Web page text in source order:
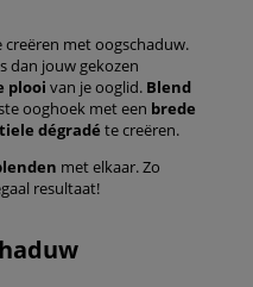
met oogschaduw.
dan jouw gekozen
plooi van je ooglid. Blend
ooghoek met een brede
dégradé te creëren.
met elkaar. Zo
resultaat!